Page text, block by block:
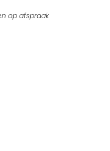
op afspraak